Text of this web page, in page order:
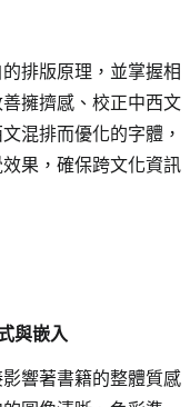
排版原理，並掌握相
擁擠感、校正中西文
混排而優化的字體，
果，確保跨文化資訊
與嵌入
響著書籍的整體質感